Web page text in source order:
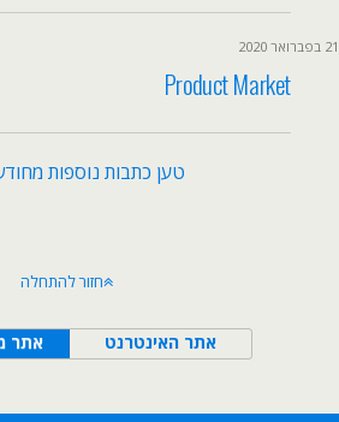
21 בפברואר 2020
Product Market
טען כתבות נוספות
חזור להתחלה
אתר אתר האינטרנט